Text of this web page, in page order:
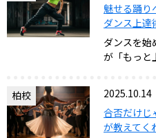
魅せる踊
ダンス上達
ダンスを始
が「もっ
柏校
2025.10.14
合否だけじ
が教えてく